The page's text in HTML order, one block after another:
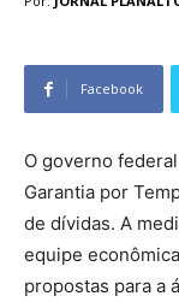
Facebook
O governo
Garantia por
de dívidas. A
equipe
propostas para a